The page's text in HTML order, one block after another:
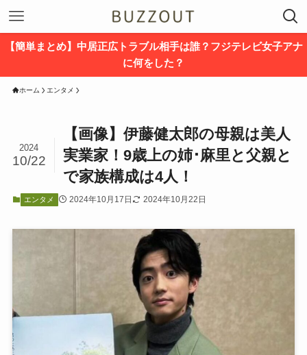
【簡単まとめ】中居正広トラブル相手は誰？フジテレビ女子アナ
に何をした？
ホーム エンタメ
【画像】伊藤健太郎の母親は美人
実業家！9歳上の姉･麻里と父親と
で家族構成は4人！
2024
10/22
エンタメ 2024年10月17日 2024年10月22日